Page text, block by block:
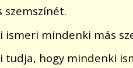
mindenki más
hogy mindenki